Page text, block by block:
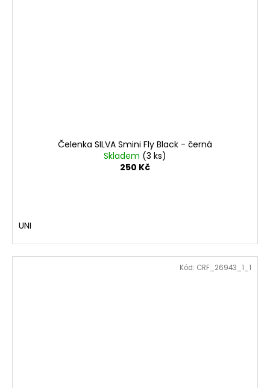
Čelenka SILVA Smini Fly Black - černá
Skladem (3 ks)
250 Kč
UNI
Kód: CRF_26943_1_1